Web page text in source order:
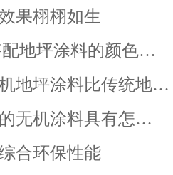
果栩栩如生
地坪涂料的颜色…
地坪涂料比传统地…
无机涂料具有怎…
合环保性能